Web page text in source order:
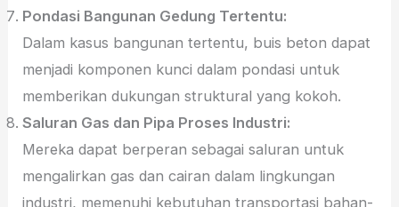
Pondasi Bangunan Gedung Tertentu:
Dalam kasus bangunan tertentu, buis beton dapat
menjadi komponen kunci dalam pondasi untuk
memberikan dukungan struktural yang kokoh.
Saluran Gas dan Pipa Proses Industri:
Mereka dapat berperan sebagai saluran untuk
mengalirkan gas dan cairan dalam lingkungan
industri, memenuhi kebutuhan transportasi bahan-